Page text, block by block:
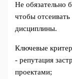
Не обязательно
чтобы
дисциплины.
Ключевые
- репутация
проектами;